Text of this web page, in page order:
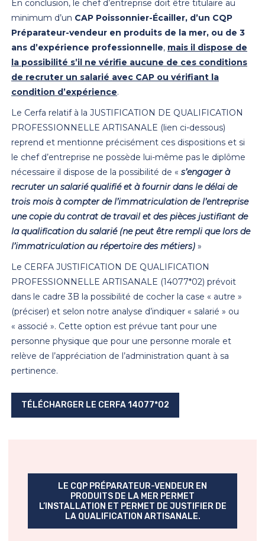
En conclusion, le chef d’entreprise doit être titulaire au
minimum d’un CAP Poissonnier-Écailler, d’un CQP
Préparateur-vendeur en produits de la mer, ou de 3
ans d’expérience professionnelle, mais il dispose de
la possibilité s’il ne vérifie aucune de ces conditions
de recruter un salarié avec CAP ou vérifiant la
condition d’expérience.
Le Cerfa relatif à la JUSTIFICATION DE QUALIFICATION
PROFESSIONNELLE ARTISANALE (lien ci-dessous)
reprend et mentionne précisément ces dispositions et si
le chef d’entreprise ne possède lui-même pas le diplôme
nécessaire il dispose de la possibilité de « s’engager à
recruter un salarié qualifié et à fournir dans le délai de
trois mois à compter de l’immatriculation de l’entreprise
une copie du contrat de travail et des pièces justifiant de
la qualification du salarié (ne peut être rempli que lors de
l’immatriculation au répertoire des métiers) »
Le CERFA JUSTIFICATION DE QUALIFICATION
PROFESSIONNELLE ARTISANALE (14077*02) prévoit
dans le cadre 3B la possibilité de cocher la case « autre »
(préciser) et selon notre analyse d’indiquer « salarié » ou
« associé ». Cette option est prévue tant pour une
personne physique que pour une personne morale et
relève de l’appréciation de l’administration quant à sa
pertinence.
TÉLÉCHARGER LE CERFA 14077*02
LE CQP PRÉPARATEUR-VENDEUR EN
PRODUITS DE LA MER PERMET
L’INSTALLATION ET PERMET DE JUSTIFIER DE
LA QUALIFICATION ARTISANALE.